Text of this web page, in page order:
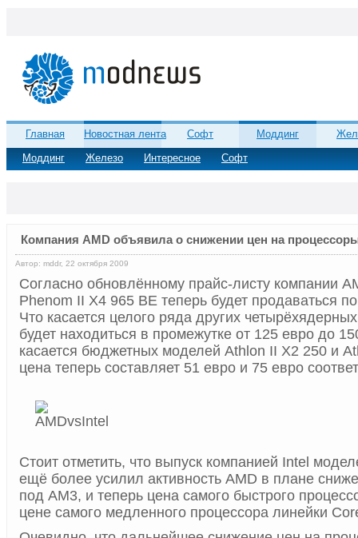
Главная
Новостная лента
Моддинг
Железо Интересное Софт
Софт Моддинг
Компания AMD объявила о снижении цен на
Автор: mddr, 22 октября 2009
Согласно обновлённому прайс-листу компании
Phenom II X4 965 BE теперь будет продаваться
Что касается целого ряда других
будет находиться в промежутке от 125 евро до
касается бюджетных моделей Athlon II X2 250 и
цена теперь составляет 51 евро и 75 евро
Стоит отметить, что выпуск компанией Intel
ещё более усилил активность AMD в плане
под AM3, и теперь цена самого быстрого
цене самого медленного процессора линейки